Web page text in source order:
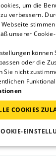
sur-
& Umland
um die
verbessern.
unserer
können
oder die
Sie nicht
COOKIES